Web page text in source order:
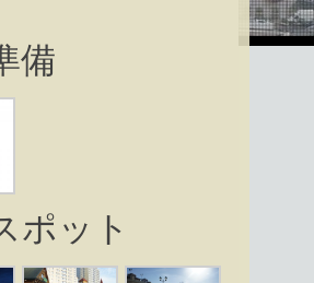
備
ポット